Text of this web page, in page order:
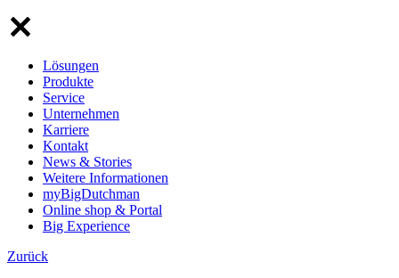
Lösungen
Produkte
Service
Unternehmen
Karriere
Kontakt
News & Stories
Weitere Informationen
myBigDutchman
Online shop & Portal
Big Experience
Zurück